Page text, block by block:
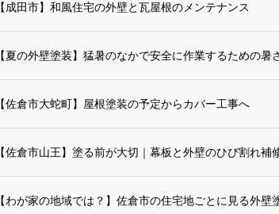
【成田市】和風住宅の外壁と瓦屋根のメンテナンス
【夏の外壁塗装】猛暑のなかで安全に作業するための暑
【佐倉市大蛇町】屋根塗装の予定からカバー工事へ
【佐倉市山王】塗る前が大切｜幕板と外壁のひび割れ補
【わが家の地域では？】佐倉市の住宅地ごとに見る外壁